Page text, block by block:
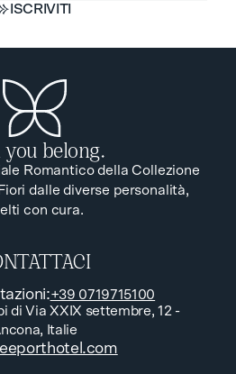
ISCRIVITI
you belong.
Romantico della Collezione
dalle diverse personalità,
con cura.
:+39 0719715100
di Via XXIX settembre, 12 -
Italie